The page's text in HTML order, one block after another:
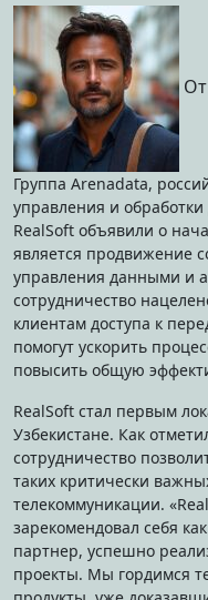
От
Группа Arenadata, российский разработчик систем
управления и
RealSoft объявили о
является продвижение
управления данными и
сотрудничество
клиентам доступа к
помогут ускорить
повысить общую
RealSoft стал первым
Узбекистане. Как
сотрудничество
таких критически
телекоммуникации.
зарекомендовал себя
партнер, успешно
проекты. Мы гордимся